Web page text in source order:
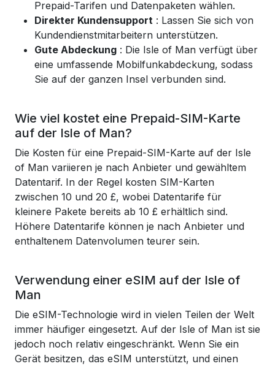
Prepaid-Tarifen und Datenpaketen wählen.
Direkter Kundensupport : Lassen Sie sich von
Kundendienstmitarbeitern unterstützen.
Gute Abdeckung : Die Isle of Man verfügt über
eine umfassende Mobilfunkabdeckung, sodass
Sie auf der ganzen Insel verbunden sind.
Wie viel kostet eine Prepaid-SIM-Karte
auf der Isle of Man?
Die Kosten für eine Prepaid-SIM-Karte auf der Isle
of Man variieren je nach Anbieter und gewähltem
Datentarif. In der Regel kosten SIM-Karten
zwischen 10 und 20 £, wobei Datentarife für
kleinere Pakete bereits ab 10 £ erhältlich sind.
Höhere Datentarife können je nach Anbieter und
enthaltenem Datenvolumen teurer sein.
Verwendung einer eSIM auf der Isle of
Man
Die eSIM-Technologie wird in vielen Teilen der Welt
immer häufiger eingesetzt. Auf der Isle of Man ist sie
jedoch noch relativ eingeschränkt. Wenn Sie ein
Gerät besitzen, das eSIM unterstützt, und einen